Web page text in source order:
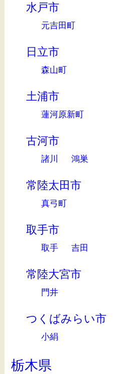
水戸市
元吉田町
日立市
森山町
土浦市
蓮河原新町
古河市
諸川 鴻巣
常陸太田市
真弓町
取手市
取手 吉田
常陸大宮市
門井
つくばみらい市
小絹
栃木県